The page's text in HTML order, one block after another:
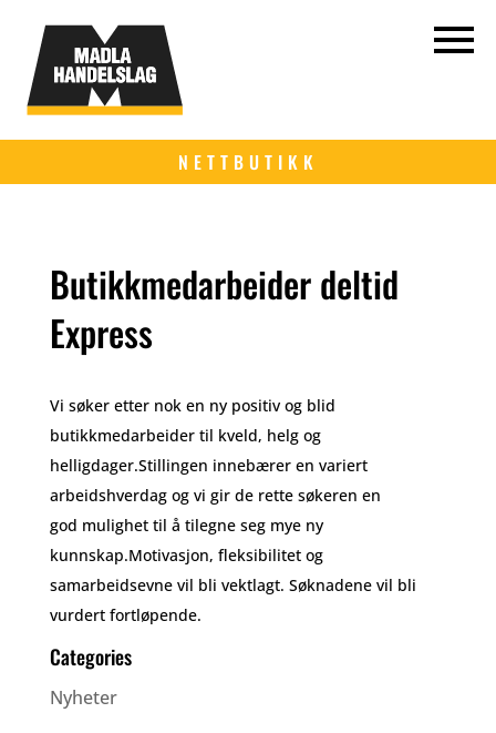
NETTBUTIKK
Butikkmedarbeider deltid
Express
Vi søker etter nok en ny positiv og blid
butikkmedarbeider til kveld, helg og
helligdager.Stillingen innebærer en variert
arbeidshverdag og vi gir de rette søkeren en
god mulighet til å tilegne seg mye ny
kunnskap.Motivasjon, fleksibilitet og
samarbeidsevne vil bli vektlagt. Søknadene vil bli
vurdert fortløpende.
Categories
Nyheter